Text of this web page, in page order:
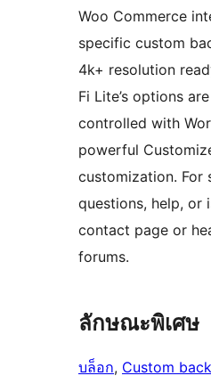
Woo Commerce
specific custom
4k+ resolution
Fi Lite’s options
controlled with
powerful
customization. For
questions, help, or
contact page or
forums.
ลักษณะพิเศษ
บล็อก, Custom